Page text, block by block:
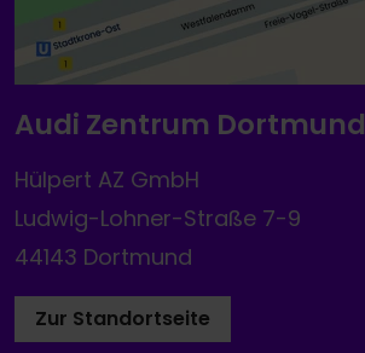
Audi Zentrum Dortmund
Hülpert AZ GmbH
Ludwig-Lohner-Straße 7-9
44143 Dortmund
Zur Standortseite